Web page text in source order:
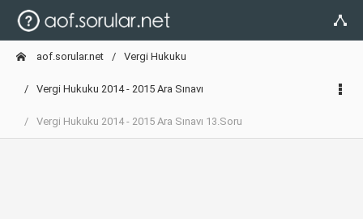
aof.sorular.net Vergi Hukuku
Vergi Hukuku 2014 - 2015 Ara Sınavı
Vergi Hukuku 2014 - 2015 Ara Sınavı 13.Soru